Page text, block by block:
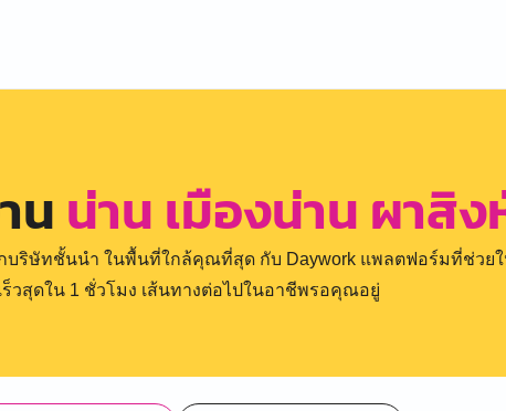
น น่าน เมืองน่าน ผาสิง
บริษัทชั้นนำ ในพื้นที่ใกล้คุณที่สุด กับ Daywork แพลตฟอร์มที่ช่วย
ร็วสุดใน 1 ชั่วโมง เส้นทางต่อไปในอาชีพรอคุณอยู่